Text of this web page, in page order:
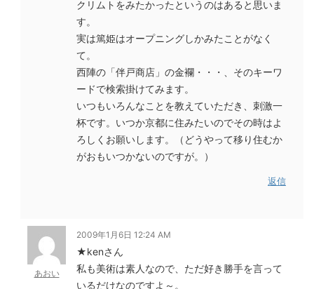
クリムトをみたかったというのはあると思いま
す。
実は篤姫はオープニングしかみたことがなく
て。
西陣の「伴戸商店」の金襴・・・、そのキーワ
ードで検索掛けてみます。
いつもいろんなことを教えていただき、刺激一
杯です。いつか京都に住みたいのでその時はよ
ろしくお願いします。（どうやって移り住むか
がおもいつかないのですが。）
返信
あおい
2009年1月6日 12:24 AM
★kenさん
私も美術は素人なので、ただ好き勝手を言って
いるだけなのですよ～。